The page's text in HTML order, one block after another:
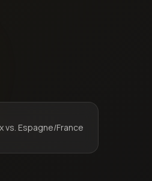
vs. Espagne/France